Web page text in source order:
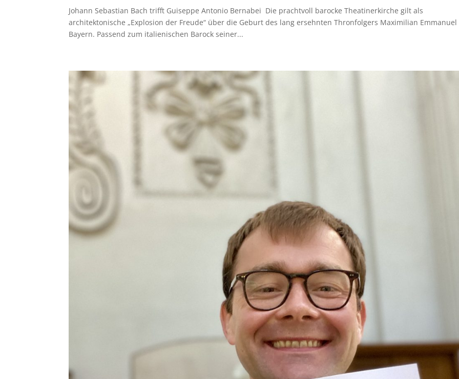
Johann Sebastian Bach trifft Guiseppe Antonio Bernabei Die prachtvoll barocke Theatinerkirche gilt als
architektonische „Explosion der Freude“ über die Geburt des lang ersehnten Thronfolgers Maximilian Emmanuel
Bayern. Passend zum italienischen Barock seiner...